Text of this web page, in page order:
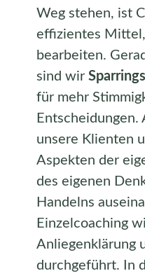
Weg stehen, ist
effizientes
bearbeiten.
sind wir
für mehr
Entscheidungen.
unsere Klienten
Aspekten der
des eigenen
Handelns
Einzelcoaching
Anliegenklärung
durchgeführt. In